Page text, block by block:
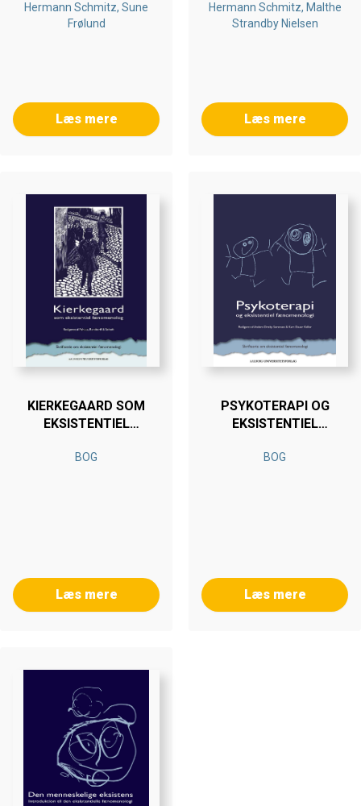
Hermann Schmitz, Sune
Frølund
Læs mere
Hermann Schmitz, Malthe
Strandby Nielsen
Læs mere
KIERKEGAARD SOM
EKSISTENTIEL
BOG
Læs mere
PSYKOTERAPI OG
EKSISTENTIEL
BOG
Læs mere